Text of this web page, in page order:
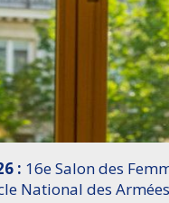
: 16e Salon des
National des